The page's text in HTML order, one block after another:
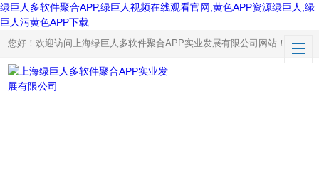
绿巨人多软件聚合APP,绿巨人视频在线观看官网,黄色APP资源绿巨人,绿
巨人污黄色APP下载
您好！欢迎访问上海绿巨人多软件聚合APP实业发展有限公司网站！